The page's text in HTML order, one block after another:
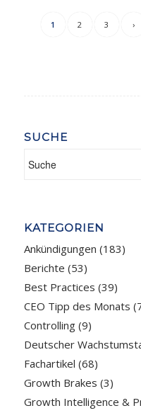
1 2 3 ›
SUCHE
KATEGORIEN
Ankündigungen (183)
Berichte (53)
Best Practices (39)
CEO Tipp des Monats
Controlling(9)
Deutscher
Fachartikel (68)
Growth Brakes (3)
Growth Intelligence &